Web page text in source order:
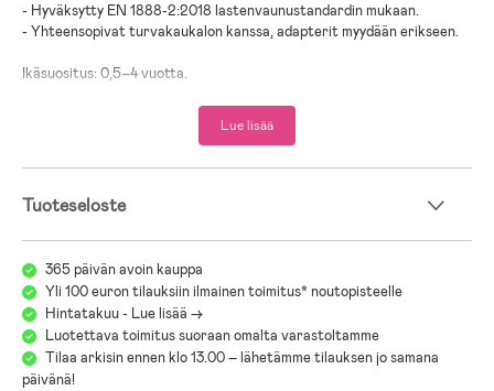
- Hyväksytty EN 1888-2:2018 lastenvaunustandardin mukaan.
- Yhteensopivat turvakaukalon kanssa, adapterit myydään erikseen.
Ikäsuositus: 0,5–4 vuotta.
Huom! Renkaiden täyttämiseen suositellaan autoventtiilillä
Me täällä Jollyroomilla tiedämme, että juuri sinulle ja lapsellesi sopivien
erilaisten mallien, merkkien ja toimintojen viidakossa.
Helpottaaksemme tärkeää valintaasi olemme koonneet
lastenvaunuoppaan avuksesi:
Jollyroomin Lastenvaunuopas
Lue lisää
Tuoteseloste
365 päivän avoin kauppa
Yli 100 euron tilauksiin ilmainen toimitus* noutopisteelle
Hintatakuu - Lue lisää ->
Luotettava toimitus suoraan omalta varastoltamme
Tilaa arkisin ennen klo 13.00 – lähetämme tilauksen jo samana
päivänä!